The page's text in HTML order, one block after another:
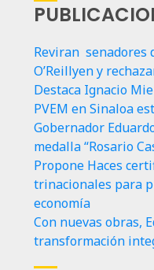
Reviran senadores
O’Reillyen y
Destaca Ignacio
PVEM en Sinaloa
Gobernador
medalla “Rosario
Propone Haces
trinacionales para
economía
Con nuevas obras,
transformación